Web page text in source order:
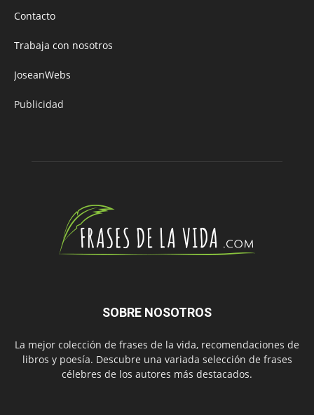
Contacto
Trabaja con nosotros
JoseanWebs
Publicidad
SOBRE NOSOTROS
La mejor colección de frases de la vida, recomendaciones de
libros y poesía. Descubre una variada selección de frases
célebres de los autores más destacados.